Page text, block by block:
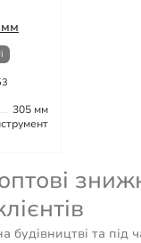
мм
305 мм
будівництві та під